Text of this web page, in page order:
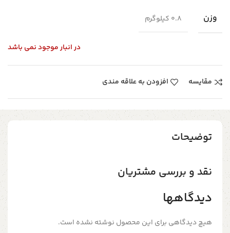
وزن 0.8 کیلوگرم
در انبار موجود نمی باشد
مقایسه افزودن به علاقه مندی
توضیحات
نقد و بررسی مشتریان
دیدگاهها
هیچ دیدگاهی برای این محصول نوشته نشده است.